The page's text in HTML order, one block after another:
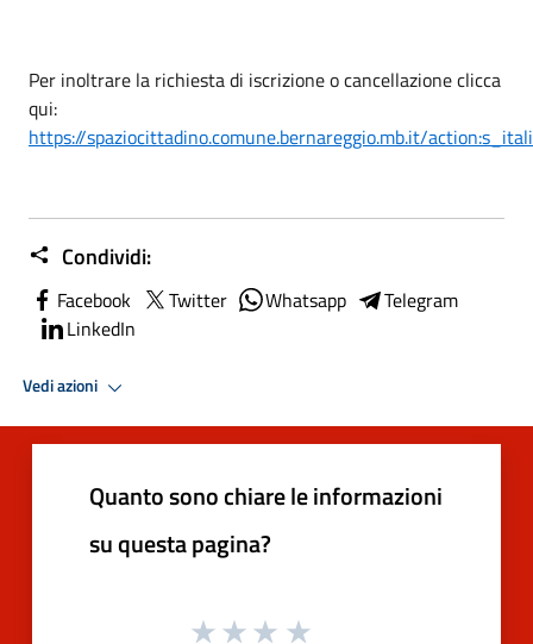
Per inoltrare la richiesta di iscrizione o cancellazione clicca
qui:
https://spaziocittadino.comune.bernareggio.mb.it/
Condividi:
Facebook Twitter Whatsapp
Telegram
LinkedIn
Vedi azioni
Quanto sono chiare le informazioni
su questa pagina?